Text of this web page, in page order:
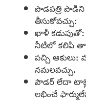
పొడపత్రి పొడిని
తీసుకోవచ్చు:
ఖాళీ
నీటిలో కలిపి
పచ్చి
నమలవచ్చు.
పౌడర్ లేదా
లభించే